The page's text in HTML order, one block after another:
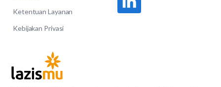
Ketentuan Layanan
Kebijakan Privasi